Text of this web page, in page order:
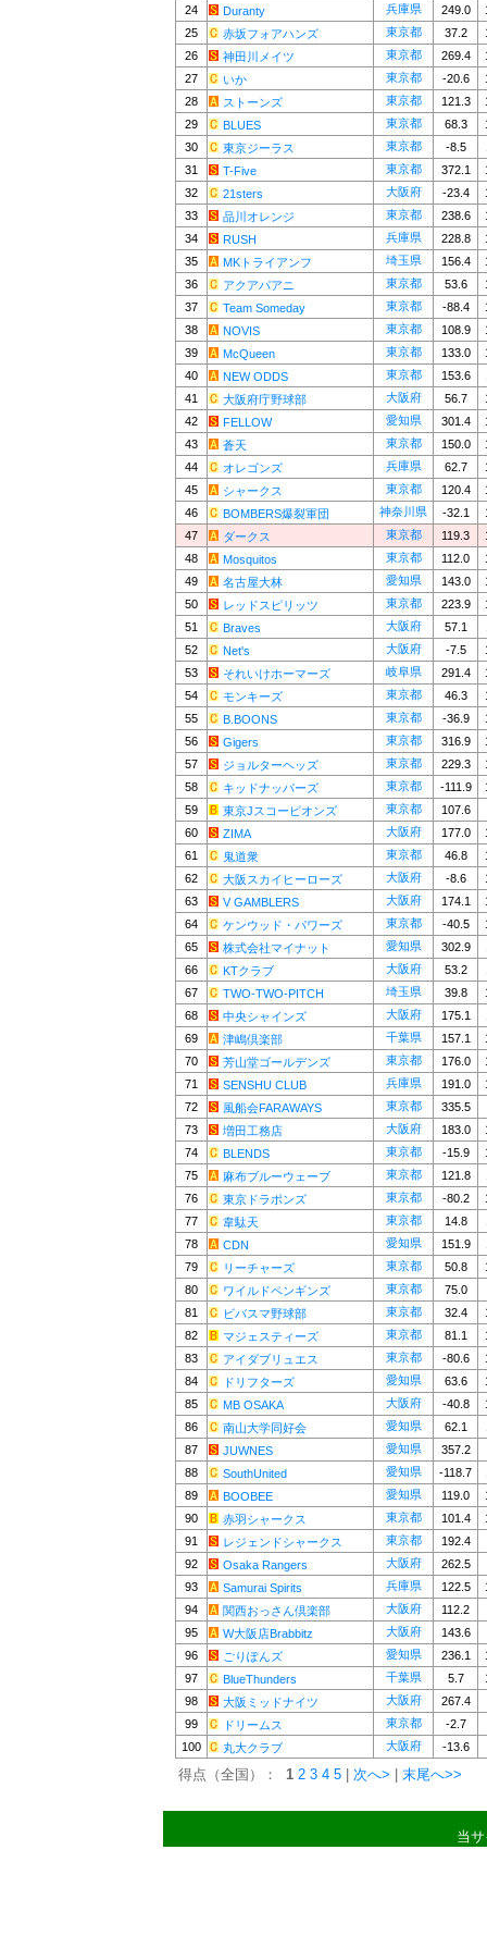
24
Duranty 兵庫県 249.0
25
赤坂フォアハンズ 東京都 37.2
26
神田川メイツ 東京都 269.4
27
いか 東京都 -20.6
28
ストーンズ 東京都 121.3
29
BLUES 東京都 68.3
30
東京ジーラス 東京都 -8.5
31
T-Five 東京都 372.1
32
21sters 大阪府 -23.4
33
品川オレンジ 東京都 238.6
34
RUSH 兵庫県 228.8
35
MKトライアンフ 埼玉県 156.4
36
アクアパアニ 東京都 53.6
37
Team Someday 東京都 -88.4
38
NOVIS 東京都 108.9
39
McQueen 東京都 133.0
40
NEW ODDS 東京都 153.6
41
大阪府庁野球部 大阪府 56.7
42
FELLOW 愛知県 301.4
43
蒼天 東京都 150.0
44
オレゴンズ 兵庫県 62.7
45
シャークス 東京都 120.4
46
BOMBERS爆裂軍団 神奈川県 -32.1
47
ダークス 東京都 119.3
48
Mosquitos 東京都 112.0
49
名古屋大林 愛知県 143.0
50
レッドスピリッツ 東京都 223.9
51
Braves 大阪府 57.1
52
Net's 大阪府 -7.5
53
それいけホーマーズ 岐阜県 291.4
54
モンキーズ 東京都 46.3
55
B.BOONS 東京都 -36.9
56
Gigers 東京都 316.9
57
ジョルターヘッズ 東京都 229.3
58
キッドナッパーズ 東京都 -111.9
59
東京Jスコーピオンズ 東京都
107.6
60
ZIMA 大阪府 177.0
61
鬼道衆 東京都 46.8
62
大阪スカイヒーローズ 大阪府 -8.6
63
V GAMBLERS 大阪府 174.1
64
ケンウッド・パワーズ 東京都 -40.5
65
株式会社マイナット 愛知県 302.9
66
KTクラブ 大阪府 53.2
67
TWO-TWO-PITCH 埼玉県 39.8
68
中央シャインズ 大阪府 175.1
69
津嶋倶楽部 千葉県 157.1
70
芳山堂ゴールデンズ 東京都 176.0
71
SENSHU CLUB 兵庫県 191.0
72
風船会FARAWAYS 東京都
335.5
73
増田工務店 大阪府 183.0
74
BLENDS 東京都 -15.9
75
麻布ブルーウェーブ 東京都 121.8
76
東京ドラポンズ 東京都 -80.2
77
韋駄天 東京都 14.8
78
CDN 愛知県 151.9
79
リーチャーズ 東京都 50.8
80
ワイルドペンギンズ 東京都
75.0
81
ビバスマ野球部 東京都 32.4
82
マジェスティーズ 東京都 81.1
83
アイダブリュエス 東京都 -80.6
84
ドリフターズ 愛知県 63.6
85
MB OSAKA 大阪府 -40.8
86
南山大学同好会 愛知県 62.1
87
JUWNES 愛知県
357.2
88
SouthUnited 愛知県 -118.7
89
BOOBEE 愛知県 119.0
90
赤羽シャークス 東京都 101.4
91
レジェンドシャークス 東京都
192.4
92
Osaka Rangers 大阪府
262.5
93
Samurai Spirits 兵庫県 122.5
94
関西おっさん倶楽部 大阪府
112.2
95
W大阪店Brabbitz 大阪府
143.6
96
ごりぽんズ 愛知県 236.1
97
BlueThunders 千葉県 5.7
98
大阪ミッドナイツ 大阪府
267.4
99
ドリームス 東京都
-2.7
100
丸大クラブ 大阪府 -13.6
得点（全国）： 1 2 3 4 5 次へ> 末尾へ>>
当